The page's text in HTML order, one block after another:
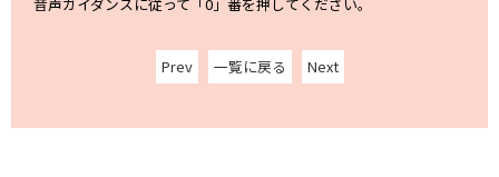
Prev 一覧に戻る Next